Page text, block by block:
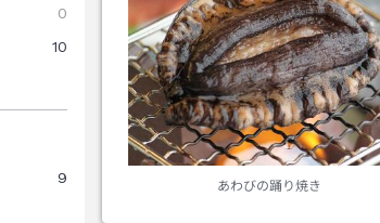
0
10
9
あわびの踊り焼き